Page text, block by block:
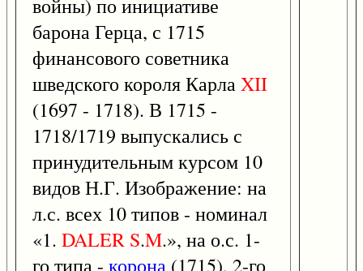
войны) по инициативе
барона Герца, с 1715
финансового советника
шведского короля КарлаXII
(1697 - 1718). В 1715 -
1718/1719 выпускались с
принудительным курсом 10
видов Н.Г. Изображение: на
л.с. всех 10 типов - номинал
«1. DALER S.M.», на о.с. 1-
го типа - корона (1715), 2-го